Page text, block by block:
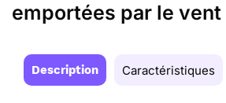
emportées par le vent
Description Caractéristiques